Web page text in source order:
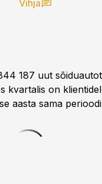
Vihja
187 uut
kvartalis on
aasta sama